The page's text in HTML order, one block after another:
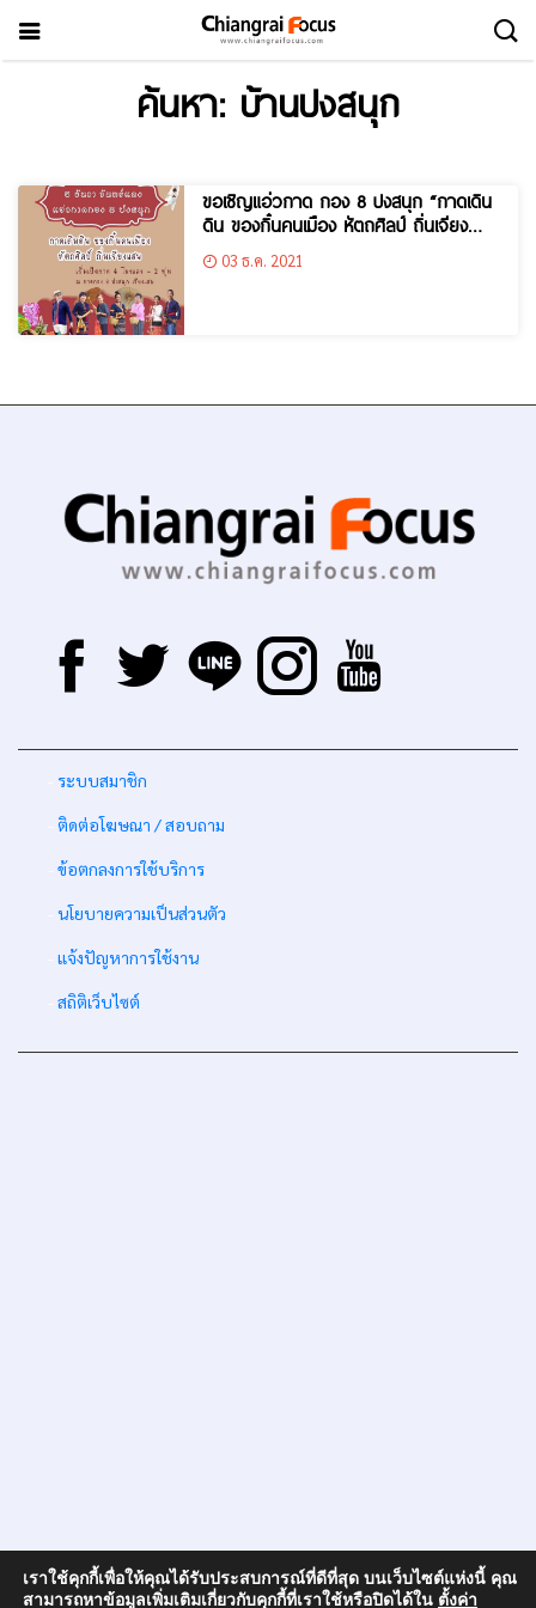
ค้นหา: บ้านปงสนุก
ขอเชิญแอ่วกาด กอง 8 ปงสนุก “กาดเดิน
ดิน ของกิ๋นคนเมือง หัตถศิลป์ ถิ่นเจียง
แสน”03 ธ.ค. 2021
เราใช้คุกกี้เพื่อให้คุณได้รับประสบการณ์ที่ดีที่สุด บนเว็บไซต์แห่งนี้ คุณ
สามารถหาข้อมูลเพิ่มเติมเกี่ยวกับคุกกี้ที่เราใช้หรือปิดได้ใน ตั้งค่า
ระบบสมาชิก
ติดต่อโฆษณา / สอบถาม
ข้อตกลงการใช้บริการ
นโยบายความเป็นส่วนตัว
แจ้งปัญหาการใช้งาน
สถิติเว็บไซต์